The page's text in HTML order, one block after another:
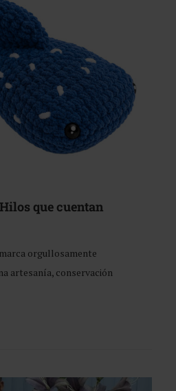
que cuentan
orgullosamente
artesanía, conservación